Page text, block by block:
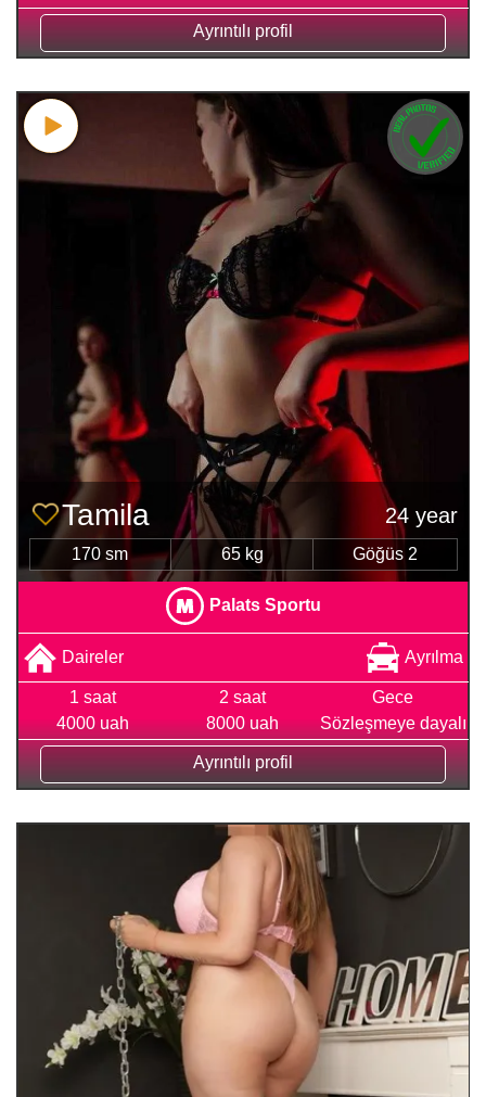
Ayrıntılı profil
Tamila 24 year
170 sm 65 kg Göğüs 2
Palats Sportu
Daireler Ayrılma
1 saat
4000 uah
2 saat
8000 uah
Gece
Sözleşmeye dayalı
Ayrıntılı profil